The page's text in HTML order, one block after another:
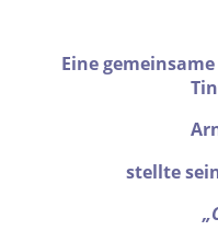
Eine
stellte